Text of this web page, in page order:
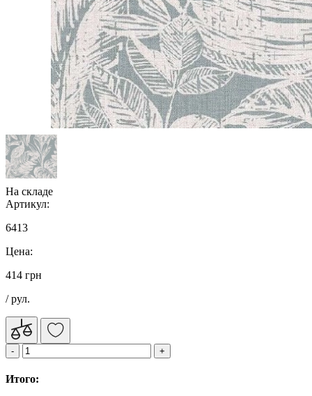
На складе
Артикул:
6413
Цена:
414 грн
/ рул.
Итого: